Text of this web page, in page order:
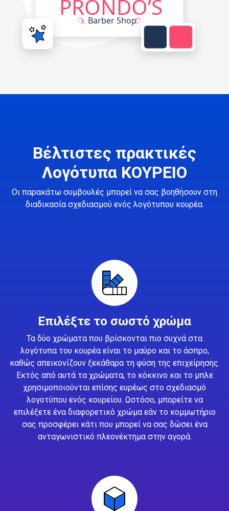
Βέλτιστες πρακτικές
Λογότυπα ΚΟΥΡΕΙΟ
Οι παρακάτω συμβουλές μπορεί να σας βοηθήσουν στη
διαδικασία σχεδιασμού ενός λογότυπου κουρέα.
Επιλέξτε το σωστό χρώμα
Τα δύο χρώματα που βρίσκονται πιο συχνά στα
λογότυπα του κουρέα είναι το μαύρο και το άσπρο,
καθώς απεικονίζουν ξεκάθαρα τη φύση της επιχείρησης.
Εκτός από αυτά τα χρώματα, το κόκκινο και το μπλε
χρησιμοποιούνται επίσης ευρέως στο σχεδιασμό
λογοτύπου ενός κουρείου. Ωστόσο, μπορείτε να
επιλέξετε ένα διαφορετικό χρώμα εάν το κομμωτήριο
σας προσφέρει κάτι που μπορεί να σας δώσει ένα
ανταγωνιστικό πλεονέκτημα στην αγορά.